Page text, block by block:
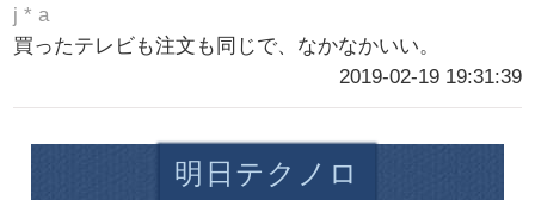
j * a
買ったテレビも注文も同じで、なかなかいい。
2019-02-19 19:31:39
明日テクノロ